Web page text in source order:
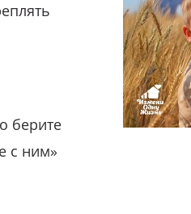
берите
с ним»